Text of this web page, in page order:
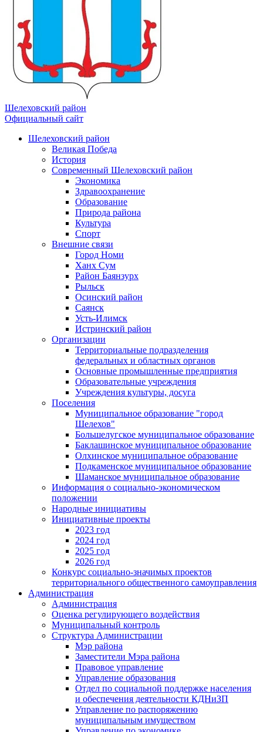
Шелеховский район
Официальный сайт
Шелеховский район
Великая Победа
История
Современный Шелеховский район
Экономика
Здравоохранение
Образование
Природа района
Культура
Спорт
Внешние связи
Город Номи
Ханх Сум
Район Баянзурх
Рыльск
Осинский район
Саянск
Усть-Илимск
Истринский район
Организации
Территориальные подразделения
федеральных и областных органов
Основные промышленные предприятия
Образовательные учреждения
Учреждения культуры, досуга
Поселения
Муниципальное образование "город
Шелехов"
Большелугское муниципальное образование
Баклашинское муниципальное образование
Олхинское муниципальное образование
Подкаменское муниципальное образование
Шаманское муниципальное образование
Информация о социально-экономическом
положении
Народные инициативы
Инициативные проекты
2023 год
2024 год
2025 год
2026 год
Конкурс социально-значимых проектов
территориального общественного самоуправления
Администрация
Администрация
Оценка регулирующего воздействия
Муниципальный контроль
Структура Администрации
Мэр района
Заместители Мэра района
Правовое управление
Управление образования
Отдел по социальной поддержке населения
и обеспечения деятельности КДНиЗП
Управление по распоряжению
муниципальным имуществом